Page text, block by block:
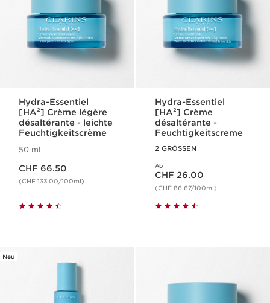
Hydra-Essentiel
[HA²] Crème légère
désaltérante - leichte
Feuchtigkeitscrème
50 ml
CHF 66.50
(CHF 133.00/100ml)
Hydra-Essentiel
[HA²] Crème
désaltérante -
Feuchtigkeitscreme
2 GRÖSSEN
Ab
Aktueller Preis CHF 26.00
CHF 26.00
(CHF 86.67/100ml)
Neu